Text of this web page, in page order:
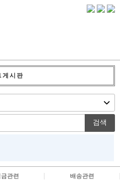
시판
검색
금관련 | 배송관련